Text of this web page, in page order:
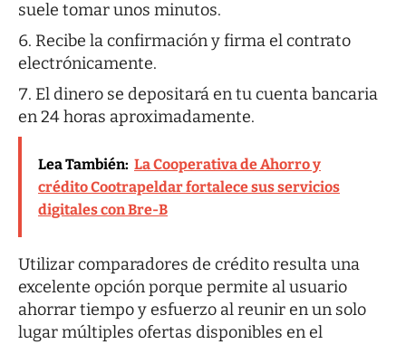
suele tomar unos minutos.
Recibe la confirmación y firma el contrato
electrónicamente.
El dinero se depositará en tu cuenta bancaria
en 24 horas aproximadamente.
Lea También: La Cooperativa de Ahorro y
crédito Cootrapeldar fortalece sus servicios
digitales con Bre-B
Utilizar comparadores de crédito resulta una
excelente opción porque permite al usuario
ahorrar tiempo y esfuerzo al reunir en un solo
lugar múltiples ofertas disponibles en el